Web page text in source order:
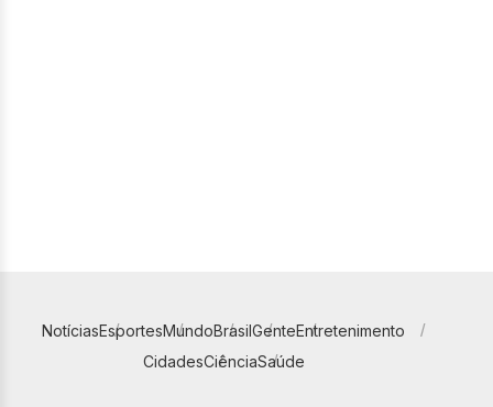
NotíciasEsportesMundoBrasilGenteEntretenimento
CidadesCiênciaSaúde